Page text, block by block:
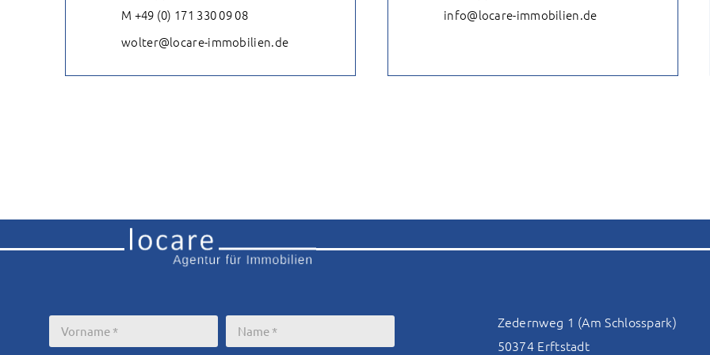
M +49 (0) 171 330 09 08
wolter@locare-immobilien.de
info@locare-immobilien.de
Zedernweg 1 (Am Schlosspark)
50374 Erftstadt